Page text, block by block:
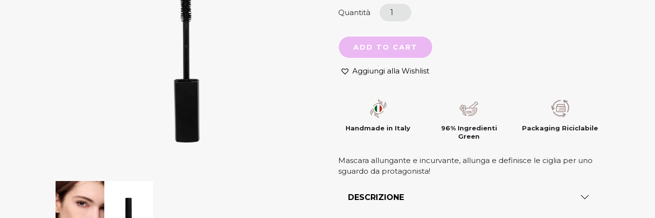
Quantità
ADD TO CART
Aggiungi alla Wishlist
Handmade in Italy
96% Ingredienti
Green
Packaging Riciclabile
Mascara allungante e incurvante, allunga e definisce le ciglia per uno
sguardo da protagonista!
DESCRIZIONE